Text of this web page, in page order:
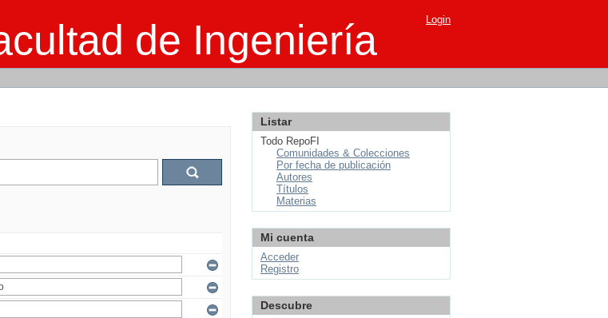
de Ingeniería Login
Listar
Todo RepoFI
Comunidades & Colecciones
Por fecha de publicación
Autores
Títulos
Materias
Mi cuenta
Acceder
Registro
Descubre